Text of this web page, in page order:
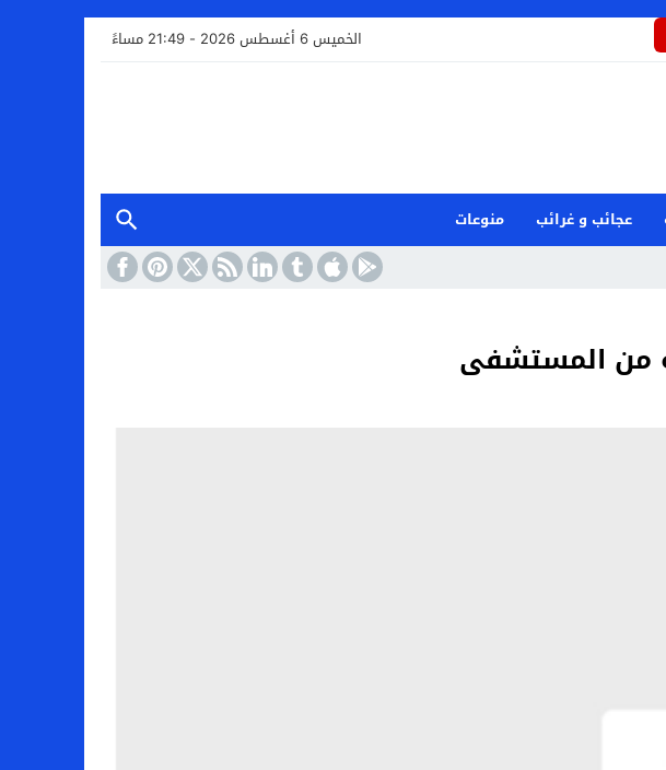
الخميس 6 أغسطس 2026 - 21:49 مساءً
عجائب و غرائب
منوعات
من المستشفى